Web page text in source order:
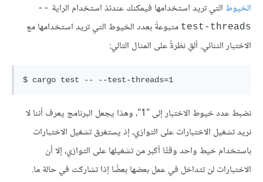
الخيوطالتي تريد استخدامها فيمكنك عندئذ استخدام الراية ‎--
test-threads متبوعةً بعدد الخيوط التي تريد استخدامها مع
الاختبار الثنائي. ألقِ نظرةً على المثال التالي:
نضبط عدد خيوط الاختبار إلى "1"، وهذا يجعل البرنامج يعرف أننا لا
نريد تشغيل الاختبارات على التوازي، إذ يستغرق تشغيل الاختبارات
باستخدام خيط واحد وقتًا أكبر من تشغيلها على التوازي، إلا أن
الاختبارات لن تتداخل في عمل بعضها بعضًا إذا تشاركت في حالة ما.